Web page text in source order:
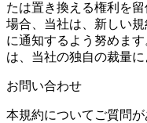
たは置き換える権利を
場合、当社は、新しい
に通知するよう努めま
は、当社の独自の裁量に
お問い合わせ
本規約についてご質問